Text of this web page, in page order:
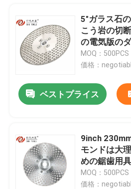
5"ガラス石
こう岩の切
の電気版の
125MM
MOQ：500PCS
価格：
ベストプライス
9inch
モンドは大
めの鋸歯用
MOQ：500PCS
価格：